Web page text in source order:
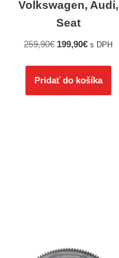
Volkswagen, Audi,
Seat
259,90€ 199,90€ s DPH
Pridať do košíka